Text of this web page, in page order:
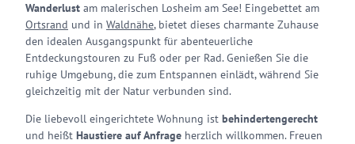
Wanderlust am malerischen Losheim am See! Eingebettet am
Ortsrand und in Waldnähe, bietet dieses charmante Zuhause
den idealen Ausgangspunkt für abenteuerliche
Entdeckungstouren zu Fuß oder per Rad. Genießen Sie die
ruhige Umgebung, die zum Entspannen einlädt, während Sie
gleichzeitig mit der Natur verbunden sind.
Die liebevoll eingerichtete Wohnung ist behindertengerecht
und heißt Haustiere auf Anfrage herzlich willkommen. Freuen